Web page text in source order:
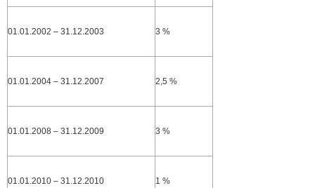
01.01.2002 – 31.12.2003 3 %
01.01.2004 – 31.12.2007 2,5 %
01.01.2008 – 31.12.2009 3 %
01.01.2010 – 31.12.2010 1 %